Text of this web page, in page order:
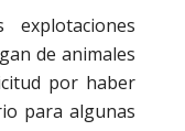
de animales
por haber
para algunas